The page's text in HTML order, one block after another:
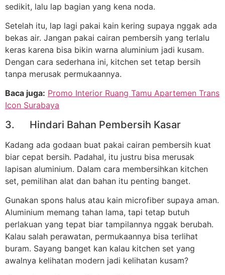
sedikit, lalu lap bagian yang kena noda.
Setelah itu, lap lagi pakai kain kering supaya nggak ada
bekas air. Jangan pakai cairan pembersih yang terlalu
keras karena bisa bikin warna aluminium jadi kusam.
Dengan cara sederhana ini, kitchen set tetap bersih
tanpa merusak permukaannya.
Baca juga: Promo Interior Ruang Tamu Apartemen Trans
Icon Surabaya
3. Hindari Bahan Pembersih Kasar
Kadang ada godaan buat pakai cairan pembersih kuat
biar cepat bersih. Padahal, itu justru bisa merusak
lapisan aluminium. Dalam cara membersihkan kitchen
set, pemilihan alat dan bahan itu penting banget.
Gunakan spons halus atau kain microfiber supaya aman.
Aluminium memang tahan lama, tapi tetap butuh
perlakuan yang tepat biar tampilannya nggak berubah.
Kalau salah perawatan, permukaannya bisa terlihat
buram. Sayang banget kan kalau kitchen set yang
awalnya kelihatan modern jadi kelihatan kusam?